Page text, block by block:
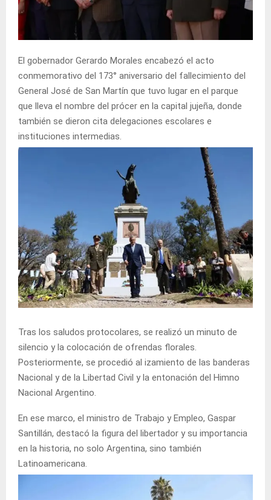
El gobernador Gerardo Morales encabezó el acto
conmemorativo del 173° aniversario del fallecimiento del
General José de San Martín que tuvo lugar en el parque
que lleva el nombre del prócer en la capital jujeña, donde
también se dieron cita delegaciones escolares e
instituciones intermedias.
Tras los saludos protocolares, se realizó un minuto de
silencio y la colocación de ofrendas florales.
Posteriormente, se procedió al izamiento de las banderas
Nacional y de la Libertad Civil y la entonación del Himno
Nacional Argentino.
En ese marco, el ministro de Trabajo y Empleo, Gaspar
Santillán, destacó la figura del libertador y su importancia
en la historia, no solo Argentina, sino también
Latinoamericana.